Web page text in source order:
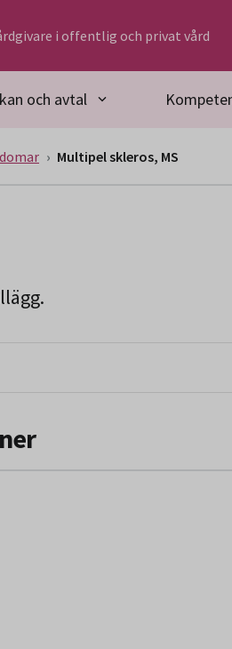
i offentlig och privat vård
och avtal
Multipel skleros, MS